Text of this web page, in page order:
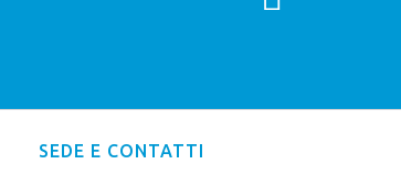
SEDE E CONTATTI